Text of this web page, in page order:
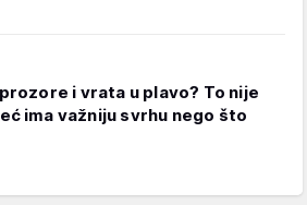
i vrata u plavo? To nije
ima važniju svrhu nego što